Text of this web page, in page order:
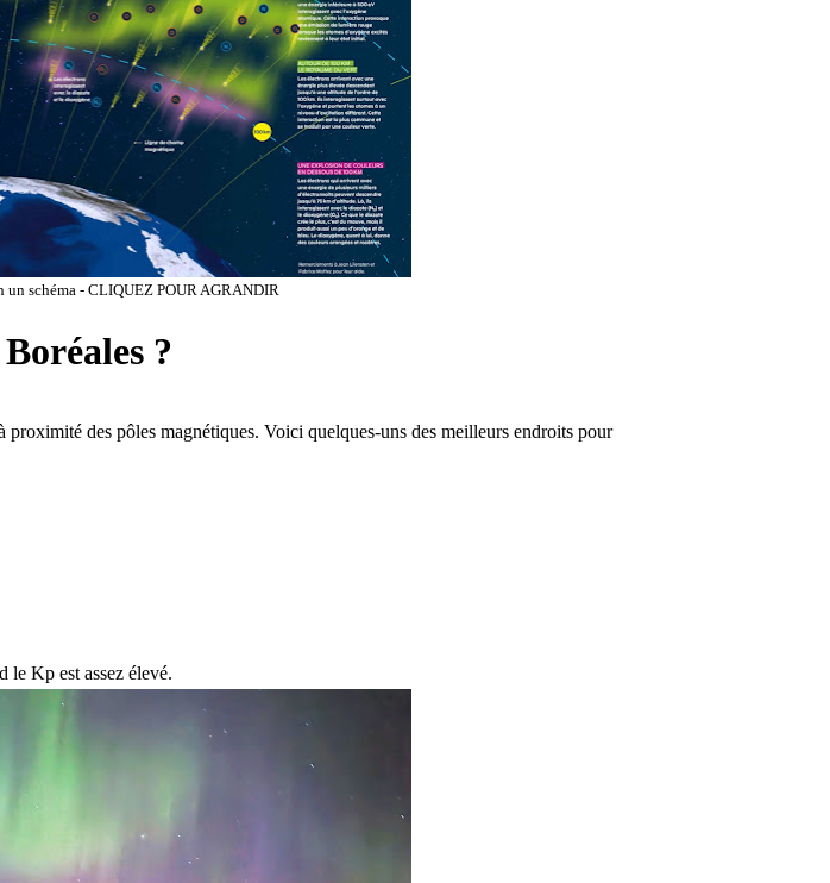
un schéma - CLIQUEZ POUR AGRANDIR
?
des pôles magnétiques. Voici quelques-uns des meilleurs endroits pour
le Kp est assez élevé.